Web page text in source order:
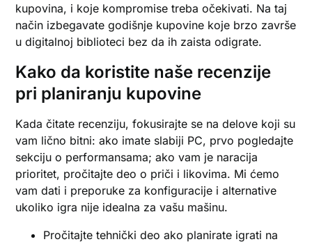
kupovina, i koje kompromise treba očekivati. Na taj
način izbegavate godišnje kupovine koje brzo završe
u digitalnoj biblioteci bez da ih zaista odigrate.
Kako da koristite naše recenzije
pri planiranju kupovine
Kada čitate recenziju, fokusirajte se na delove koji su
vam lično bitni: ako imate slabiji PC, prvo pogledajte
sekciju o performansama; ako vam je naracija
prioritet, pročitajte deo o priči i likovima. Mi ćemo
vam dati i preporuke za konfiguracije i alternative
ukoliko igra nije idealna za vašu mašinu.
Pročitajte tehnički deo ako planirate igrati na